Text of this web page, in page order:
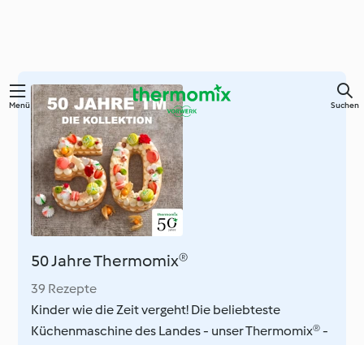
Zum
Hauptinhalt
springen
Menü Suchen
50 Jahre Thermomix®
39 Rezepte
Kinder wie die Zeit vergeht! Die beliebteste
Küchenmaschine des Landes - unser Thermomix® -